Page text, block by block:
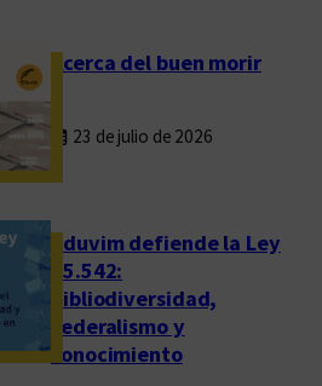
Acerca del buen morir
23 de julio de 2026
Eduvim defiende la Ley
25.542:
bibliodiversidad,
federalismo y
conocimiento